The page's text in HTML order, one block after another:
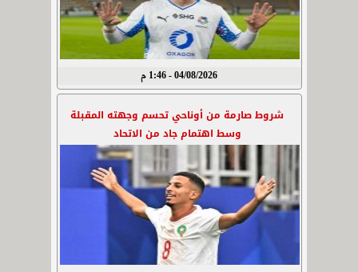
04/08/2026 - 1:46 م
شروط صارمة من أوناحي تحسم وجهته المقبلة
وسط اهتمام جاد من الاتحاد